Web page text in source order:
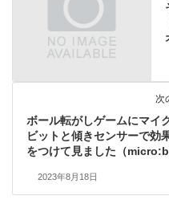
次
ボール転がしゲームにマイ
ビットと傾きセンサーで効
をつけて見ました（
2023年8月18日